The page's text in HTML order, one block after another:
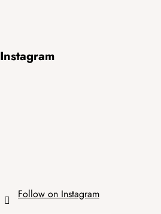
Instagram
Follow on Instagram